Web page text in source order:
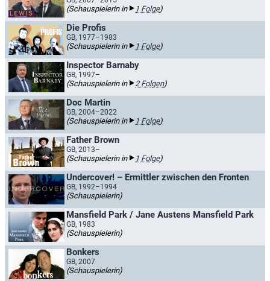
(Schauspielerin in 1 Folge)
Die Profis
GB, 1977–1983
(Schauspielerin in 1 Folge)
Inspector Barnaby
GB, 1997–
(Schauspielerin in 2 Folgen)
Doc Martin
GB, 2004–2022
(Schauspielerin in 1 Folge)
Father Brown
GB, 2013–
(Schauspielerin in 1 Folge)
Undercover! – Ermittler zwischen den Fronten
GB, 1992–1994
(Schauspielerin)
Mansfield Park / Jane Austens Mansfield Park
GB, 1983
(Schauspielerin)
Bonkers
GB, 2007
(Schauspielerin)